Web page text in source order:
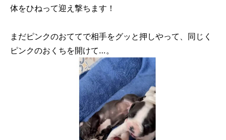
体をひねって迎え撃ちます！
まだピンクのおててで相手をグッと押しやって、同じく
ピンクのおくちを開けて…。